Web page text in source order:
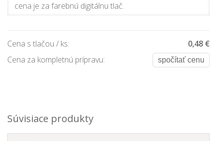
cena je za farebnú digitálnu tlač.
Cena s tlačou / ks:
0,48 €
Cena za kompletnú prípravu:
spočítať cenu
Súvisiace produkty